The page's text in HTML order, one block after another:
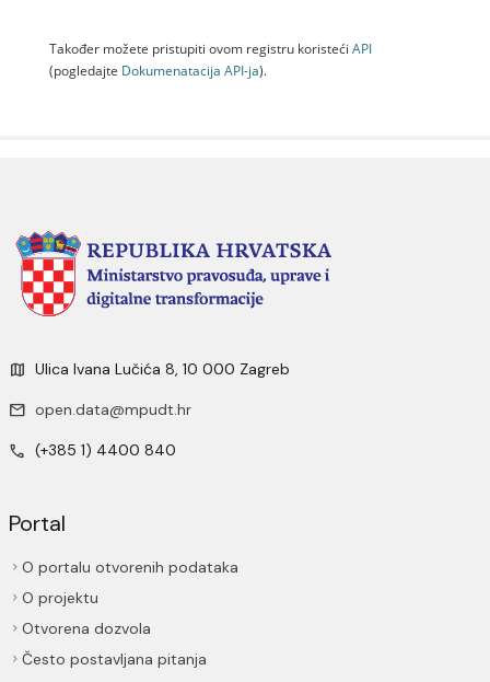
Također možete pristupiti ovom registru koristeći API
(pogledajte Dokumenаtаcijа API-jа).